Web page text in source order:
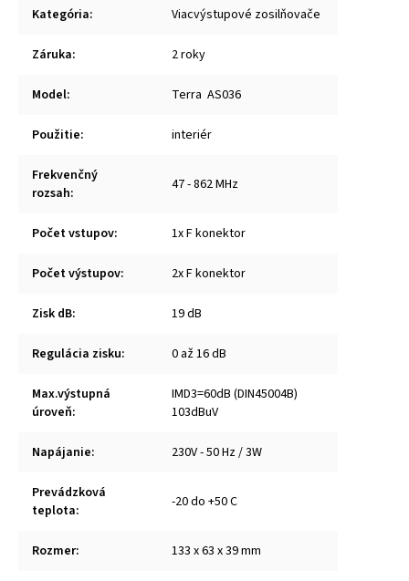
Kategória: Viacvýstupové zosilňovače
Záruka: 2 roky
Model: Terra AS036
Použitie: interiér
Frekvenčný
rozsah: 47 - 862 MHz
Počet vstupov: 1x F konektor
Počet výstupov: 2x F konektor
Zisk dB: 19 dB
Regulácia zisku: 0 až 16 dB
Max.výstupná
úroveň:
IMD3=60dB (DIN45004B)
103dBuV
Napájanie: 230V - 50 Hz / 3W
Prevádzková
teplota: -20 do +50 C
Rozmer: 133 x 63 x 39 mm